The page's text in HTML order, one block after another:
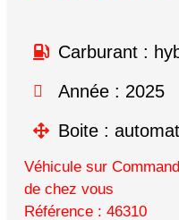
Carburant :
Année : 2025
Boite :
Véhicule sur
de chez vous
Référence : 46310